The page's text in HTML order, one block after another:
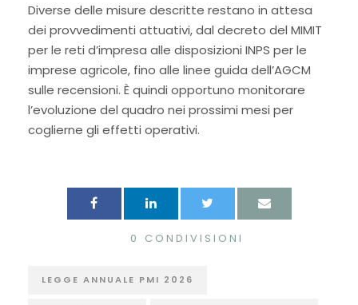
Diverse delle misure descritte restano in attesa
dei provvedimenti attuativi, dal decreto del MIMIT
per le reti d’impresa alle disposizioni INPS per le
imprese agricole, fino alle linee guida dell’AGCM
sulle recensioni. È quindi opportuno monitorare
l’evoluzione del quadro nei prossimi mesi per
coglierne gli effetti operativi.
0 CONDIVISIONI
LEGGE ANNUALE PMI 2026